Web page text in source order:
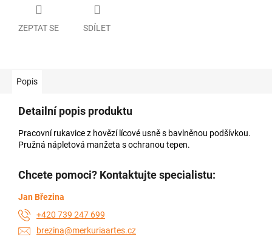
ZEPTAT SE SDÍLET
Popis
Detailní popis produktu
Pracovní rukavice z hovězí lícové usně s bavlněnou podšívkou.
Pružná nápletová manžeta s ochranou tepen.
Chcete pomoci? Kontaktujte specialistu:
Jan Březina
+420 739 247 699
brezina@merkuriaartes.cz